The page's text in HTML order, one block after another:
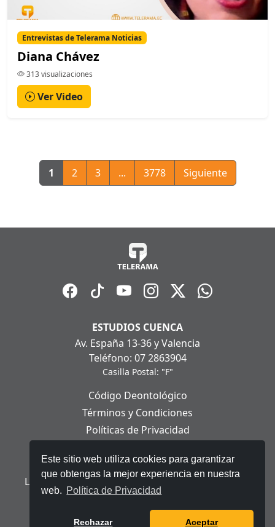
Este sitio web utiliza cookies para garantizar
que obtengas la mejor experiencia en nuestra
web. Política de Privacidad
Rechazar Aceptar
Entrevistas de Telerama Noticias
Diana Chávez
313 visualizaciones
Ver Video
1 2 3 ... 3778 Siguiente
ESTUDIOS CUENCA
Av. España 13-36 y Valencia
Teléfono: 07 2863904
Casilla Postal: "F"
Código Deontológico
Términos y Condiciones
Políticas de Privacidad
Aviso Legal
Ley Orgánica de Protección de Datos Personales
© 2025 Telerama - Todos los derechos reservados.